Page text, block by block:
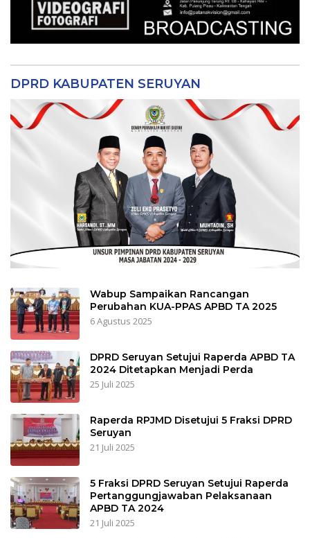
DPRD KABUPATEN SERUYAN
Wabup Sampaikan Rancangan
Perubahan KUA-PPAS APBD TA 2025
6 Agustus 2025
DPRD Seruyan Setujui Raperda APBD TA
2024 Ditetapkan Menjadi Perda
25 Juli 2025
Raperda RPJMD Disetujui 5 Fraksi DPRD
Seruyan
21 Juli 2025
5 Fraksi DPRD Seruyan Setujui Raperda
Pertanggungjawaban Pelaksanaan
APBD TA 2024
21 Juli 2025